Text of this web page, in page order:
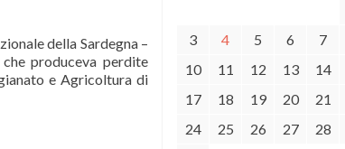
della Sardegna –
produceva perdite
e Agricoltura di
3
4 5 6 7
10
11 12 13 14
17
18 19 20 21
24
25 26 27 28